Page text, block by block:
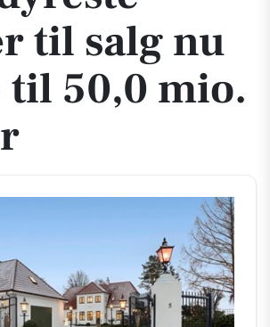
til salg nu
50,0 mio.